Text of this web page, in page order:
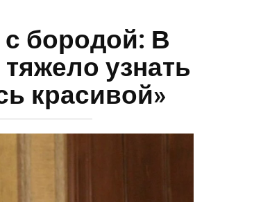
бородой: В
узнать
красивой»